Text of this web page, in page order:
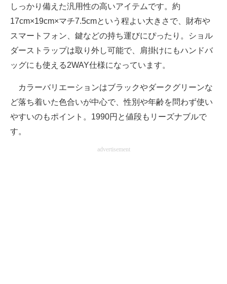
しっかり備えた汎用性の高いアイテムです。約
17cm×19cm×マチ7.5cmという程よい大きさで、財布や
スマートフォン、鍵などの持ち運びにぴったり。ショル
ダーストラップは取り外し可能で、肩掛けにもハンドバ
ッグにも使える2WAY仕様になっています。
カラーバリエーションはブラックやダークグリーンな
ど落ち着いた色合いが中心で、性別や年齢を問わず使い
やすいのもポイント。1990円と値段もリーズナブルで
す。
advertisement